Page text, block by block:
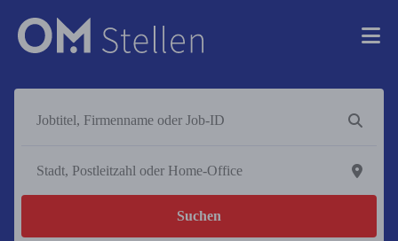
Suchen